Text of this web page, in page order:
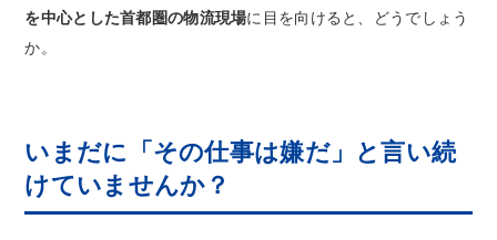
を中心とした首都圏の物流現場に目を向けると、どうでしょう
か。
いまだに「その仕事は嫌だ」と言い続
けていませんか？